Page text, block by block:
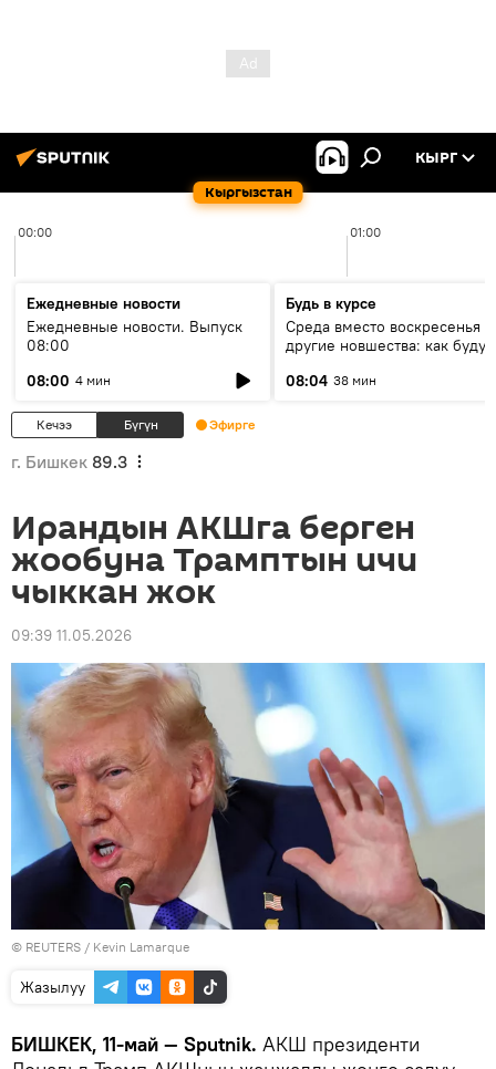
Кыргызстан
КЫРГ
00:00 01:00
Ежедневные новости
Ежедневные новости. Выпуск
08:00
08:00 4 мин
Будь в курсе
Среда вместо воскресенья и
другие новшества: как будут
08:04 38 мин
Кечээ Бүгүн Эфирге
г. Бишкек 89.3
Ирандын АКШга берген
жообуна Трамптын ичи
чыккан жок
09:39 11.05.2026
© REUTERS / Kevin Lamarque
Жазылуу
БИШКЕК, 11-май — Sputnik. АКШ президенти